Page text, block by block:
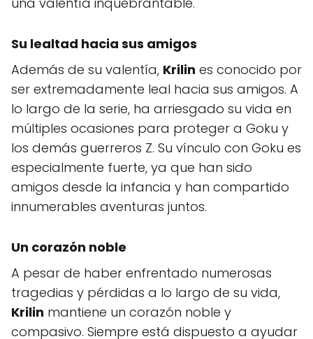
Su lealtad hacia sus amigos
Además de su valentía, Krilin es conocido por
ser extremadamente leal hacia sus amigos. A
lo largo de la serie, ha arriesgado su vida en
múltiples ocasiones para proteger a Goku y
los demás guerreros Z. Su vínculo con Goku es
especialmente fuerte, ya que han sido
amigos desde la infancia y han compartido
innumerables aventuras juntos.
Un corazón noble
A pesar de haber enfrentado numerosas
tragedias y pérdidas a lo largo de su vida,
Krilin mantiene un corazón noble y
compasivo. Siempre está dispuesto a ayudar